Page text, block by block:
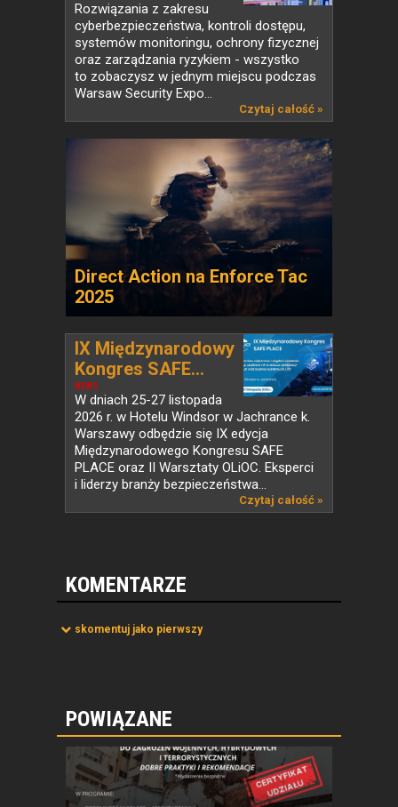
Rozwiązania z zakresu
cyberbezpieczeństwa, kontroli dostępu,
systemów monitoringu, ochrony fizycznej
oraz zarządzania ryzykiem - wszystko
to zobaczysz w jednym miejscu podczas
Warsaw Security Expo...
Czytaj całość »
Direct Action na Enforce Tac
2025
NEWS
IX Międzynarodowy
Kongres SAFE...
W dniach 25-27 listopada
2026 r. w Hotelu Windsor w Jachrance k.
Warszawy odbędzie się IX edycja
Międzynarodowego Kongresu SAFE
PLACE oraz II Warsztaty OLiOC. Eksperci
i liderzy branży bezpieczeństwa...
Czytaj całość »
KOMENTARZE
skomentuj jako pierwszy
POWIĄZANE